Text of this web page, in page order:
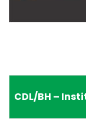
CDL/BH –